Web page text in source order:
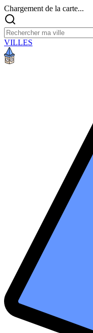
Chargement de la carte...
VILLES